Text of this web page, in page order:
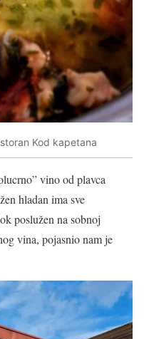
Kod kapetana
vino od plavca
hladan ima sve
poslužen na sobnoj
vina, pojasnio nam je